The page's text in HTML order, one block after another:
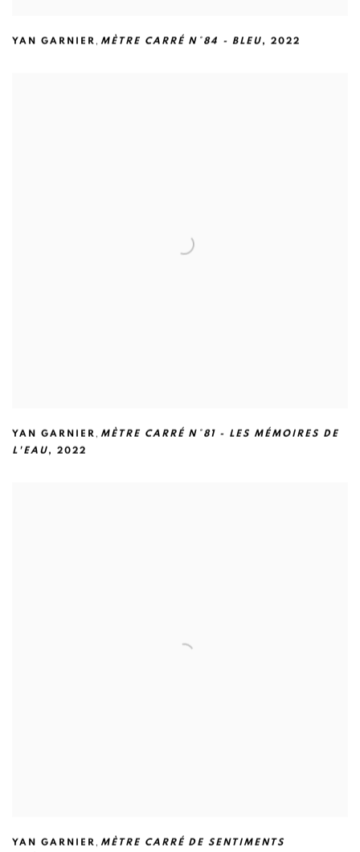
YAN GARNIER , MÈTRE CARRÉ N°84 - BLEU,2022
YAN GARNIER , MÈTRE CARRÉ N°81 - LES MÉMOIRES DE
L'EAU, 2022
YAN GARNIER , MÈTRE CARRÉ DE SENTIMENTS